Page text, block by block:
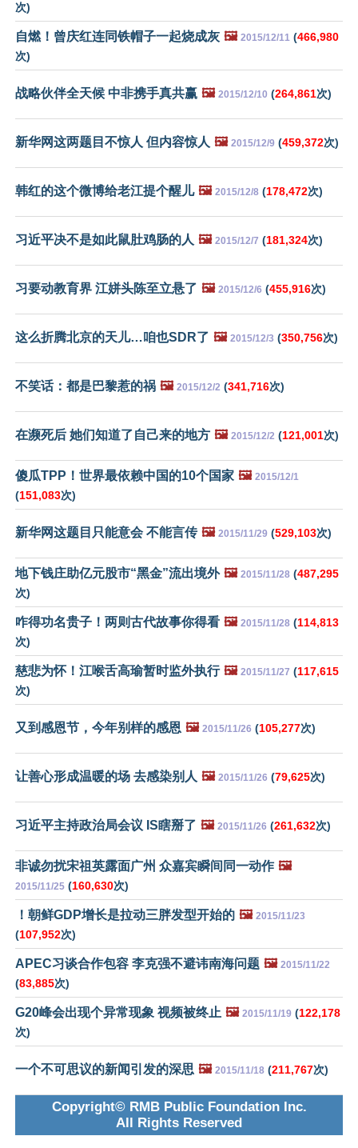
次)
自燃！曾庆红连同铁帽子一起烧成灰 🖼️ 2015/12/11 (466,980
次)
战略伙伴全天候 中非携手真共赢 🖼️ 2015/12/10 (264,861次)
新华网这两题目不惊人 但内容惊人 🖼️ 2015/12/9 (459,372次)
韩红的这个微博给老江提个醒儿 🖼️ 2015/12/8 (178,472次)
习近平决不是如此鼠肚鸡肠的人 🖼️ 2015/12/7 (181,324次)
习要动教育界 江姘头陈至立悬了 🖼️ 2015/12/6 (455,916次)
这么折腾北京的天儿…咱也SDR了 🖼️ 2015/12/3 (350,756次)
不笑话：都是巴黎惹的祸 🖼️ 2015/12/2 (341,716次)
在濒死后 她们知道了自己来的地方 🖼️ 2015/12/2 (121,001次)
傻瓜TPP！世界最依赖中国的10个国家 🖼️ 2015/12/1
(151,083次)
新华网这题目只能意会 不能言传 🖼️ 2015/11/29 (529,103次)
地下钱庄助亿元股市“黑金”流出境外 🖼️ 2015/11/28 (487,295
次)
咋得功名贵子！两则古代故事你得看 🖼️ 2015/11/28 (114,813
次)
慈悲为怀！江喉舌高瑜暂时监外执行 🖼️ 2015/11/27 (117,615
次)
又到感恩节，今年别样的感恩 🖼️ 2015/11/26 (105,277次)
让善心形成温暖的场 去感染别人 🖼️ 2015/11/26 (79,625次)
习近平主持政治局会议 IS瞎掰了 🖼️ 2015/11/26 (261,632次)
非诚勿扰宋祖英露面广州 众嘉宾瞬间同一动作 🖼️
2015/11/25 (160,630次)
！朝鲜GDP增长是拉动三胖发型开始的 🖼️ 2015/11/23
(107,952次)
APEC习谈合作包容 李克强不避讳南海问题 🖼️ 2015/11/22
(83,885次)
G20峰会出现个异常现象 视频被终止 🖼️ 2015/11/19 (122,178
次)
一个不可思议的新闻引发的深思 🖼️ 2015/11/18 (211,767次)
Copyright© RMB Public Foundation Inc.
All Rights Reserved